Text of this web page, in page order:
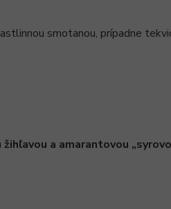
smotanou, prípadne
a amarantovou